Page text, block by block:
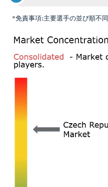
*免責事項:主要選手の並び順不同